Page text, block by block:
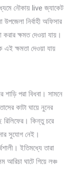
নৌকায় live জ্যাকেট
নির্বাহী অফিসার
করার ক্ষমত দেওয়া যায়।
এই ক্ষমতা দেওয়া যায়
শাড়ি পরা বিধবা। সামনে
কাটা ঘায়ে নুনের
রিলিফের। কিন্তু চরে
সুযোগ নেই।
ইতিমধ্যে তারা
ঘাটে গিয়ে লঞ্চ